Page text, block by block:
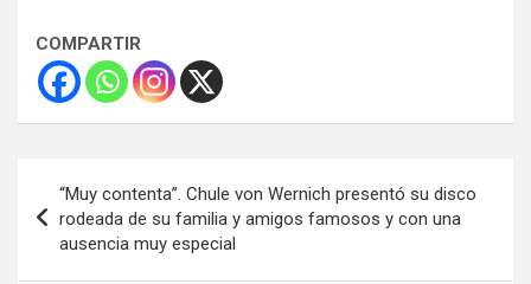
COMPARTIR
de
entradas
“Muy contenta”. Chule von Wernich presentó su disco
rodeada de su familia y amigos famosos y con una
ausencia muy especial